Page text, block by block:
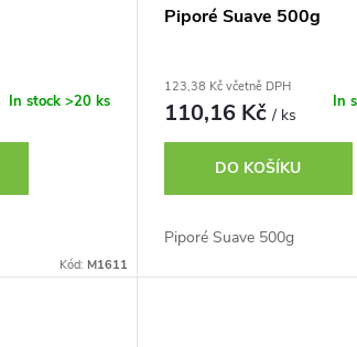
In stock >20 ks
Kód: M1611
Piporé Suave 500g
123,38 Kč včetně DPH
110,16 Kč/ ks
In
DO KOŠÍKU
Piporé Suave 500g